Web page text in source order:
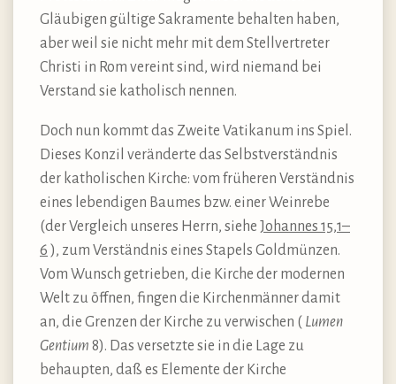
Gläubigen gültige Sakramente behalten haben,
aber weil sie nicht mehr mit dem Stellvertreter
Christi in Rom vereint sind, wird niemand bei
Verstand sie katholisch nennen.
Doch nun kommt das Zweite Vatikanum ins Spiel.
Dieses Konzil veränderte das Selbstverständnis
der katholischen Kirche: vom früheren Verständnis
eines lebendigen Baumes bzw. einer Weinrebe
(der Vergleich unseres Herrn, siehe Johannes 15,1–
6 ), zum Verständnis eines Stapels Goldmünzen.
Vom Wunsch getrieben, die Kirche der modernen
Welt zu öffnen, fingen die Kirchenmänner damit
an, die Grenzen der Kirche zu verwischen ( Lumen
Gentium 8). Das versetzte sie in die Lage zu
behaupten, daß es Elemente der Kirche